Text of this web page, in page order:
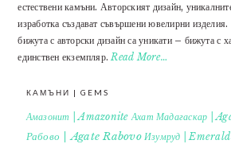
естествени камъни. Авторският дизайн,
изработка създават съвършени ювелирни
бижута с авторски дизайн са уникати – бижута с
единствен екземпляр.Read More…
КАМЪНИ | GEMS
Амазонит | Amazonite Ахат Мадагаскар |
Рабово | Agate Rabovo Изумруд | Emerald